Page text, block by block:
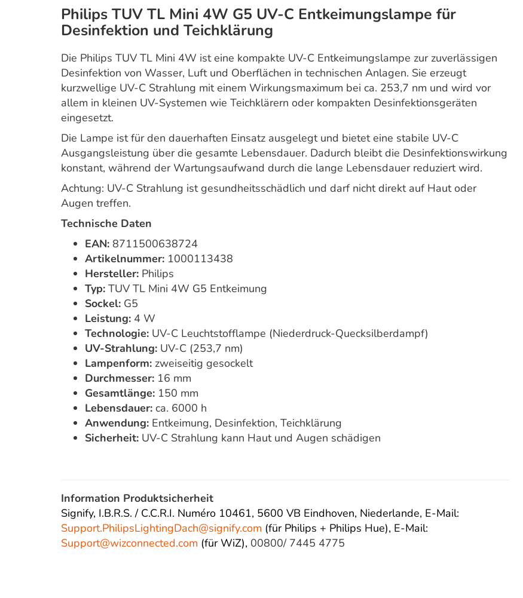
Philips TUV TL Mini 4W G5 UV-C Entkeimungslampe für
Desinfektion und Teichklärung
Die Philips TUV TL Mini 4W ist eine kompakte UV-C Entkeimungslampe zur zuverlässigen
Desinfektion von Wasser, Luft und Oberflächen in technischen Anlagen. Sie erzeugt
kurzwellige UV-C Strahlung mit einem Wirkungsmaximum bei ca. 253,7 nm und wird vor
allem in kleinen UV-Systemen wie Teichklärern oder kompakten Desinfektionsgeräten
eingesetzt.
Die Lampe ist für den dauerhaften Einsatz ausgelegt und bietet eine stabile UV-C
Ausgangsleistung über die gesamte Lebensdauer. Dadurch bleibt die Desinfektionswirkung
konstant, während der Wartungsaufwand durch die lange Lebensdauer reduziert wird.
Achtung: UV-C Strahlung ist gesundheitsschädlich und darf nicht direkt auf Haut oder
Augen treffen.
Technische Daten
EAN: 8711500638724
Artikelnummer: 1000113438
Hersteller: Philips
Typ: TUV TL Mini 4W G5 Entkeimung
Sockel: G5
Leistung: 4 W
Technologie: UV-C Leuchtstofflampe (Niederdruck-Quecksilberdampf)
UV-Strahlung: UV-C (253,7 nm)
Lampenform: zweiseitig gesockelt
Durchmesser: 16 mm
Gesamtlänge: 150 mm
Lebensdauer: ca. 6000 h
Anwendung: Entkeimung, Desinfektion, Teichklärung
Sicherheit: UV-C Strahlung kann Haut und Augen schädigen
Information Produktsicherheit
Signify, I.B.R.S. / C.C.R.I. Numéro 10461, 5600 VB Eindhoven, Niederlande, E-Mail:
Support.PhilipsLightingDach@signify.com (für Philips + Philips Hue), E-Mail:
Support@wizconnected.com (für WiZ), 00800/ 7445 4775